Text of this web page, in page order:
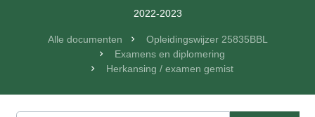
2022-2023
Alle documenten
Opleidingswijzer 25835BBL
Examens en diplomering
Herkansing / examen gemist